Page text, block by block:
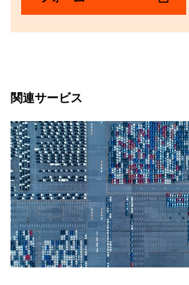
関連サービス